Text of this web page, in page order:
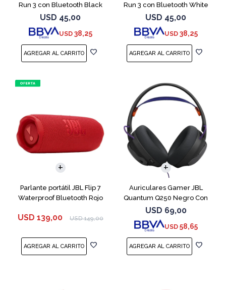
Run 3 con Bluetooth Black
USD 45,00
USD 38,25
Run 3 con Bluetooth White
USD 45,00
USD 38,25
Parlante portátil JBL Flip 7
Waterproof Bluetooth Rojo
USD 139,00 USD 149,00
Auriculares Gamer JBL
Quantum Q250 Negro Con
Micrófono
USD 69,00
USD 58,65